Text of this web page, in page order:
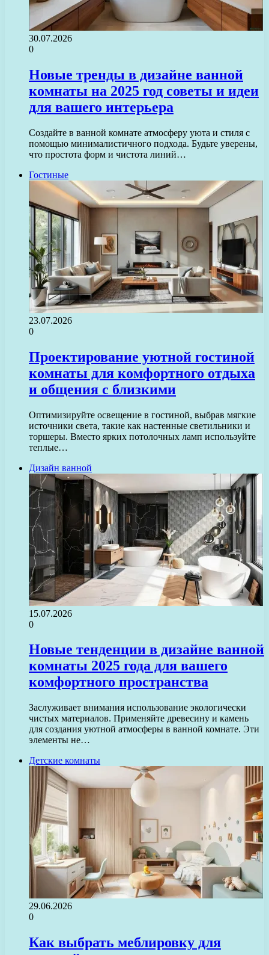
30.07.2026
0
Новые тренды в дизайне ванной
комнаты на 2025 год советы и идеи
для вашего интерьера
Создайте в ванной комнате атмосферу уюта и стиля с
помощью минималистичного подхода. Будьте уверены,
что простота форм и чистота линий…
Гостиные
23.07.2026
0
Проектирование уютной гостиной
комнаты для комфортного отдыха
и общения с близкими
Оптимизируйте освещение в гостиной, выбрав мягкие
источники света, такие как настенные светильники и
торшеры. Вместо ярких потолочных ламп используйте
теплые…
Дизайн ванной
15.07.2026
0
Новые тенденции в дизайне ванной
комнаты 2025 года для вашего
комфортного пространства
Заслуживает внимания использование экологически
чистых материалов. Применяйте древесину и камень
для создания уютной атмосферы в ванной комнате. Эти
элементы не…
Детские комнаты
29.06.2026
0
Как выбрать меблировку для